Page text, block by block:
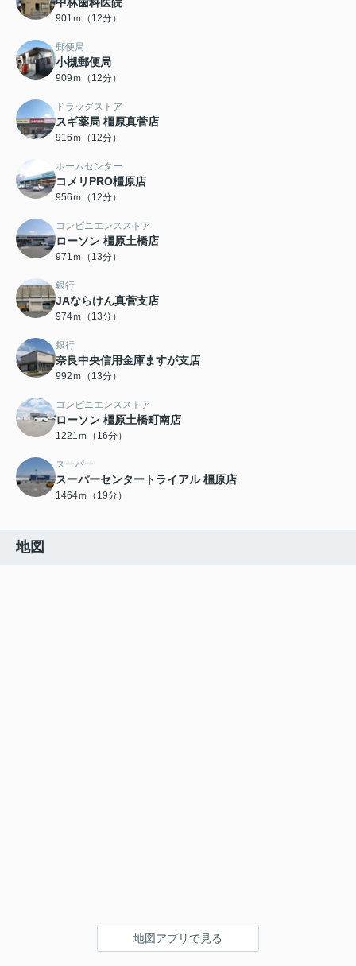
901ｍ（12分）
郵便局
小槻郵便局
909ｍ（12分）
ドラッグストア
スギ薬局 橿原真菅店
916ｍ（12分）
ホームセンター
コメリPRO橿原店
956ｍ（12分）
コンビニエンスストア
ローソン 橿原土橋店
971ｍ（13分）
銀行
JAならけん真菅支店
974ｍ（13分）
銀行
奈良中央信用金庫ますが支店
992ｍ（13分）
コンビニエンスストア
ローソン 橿原土橋町南店
1221ｍ（16分）
スーパー
スーパーセンタートライアル 橿原店
1464ｍ（19分）
地図
地図アプリで見る